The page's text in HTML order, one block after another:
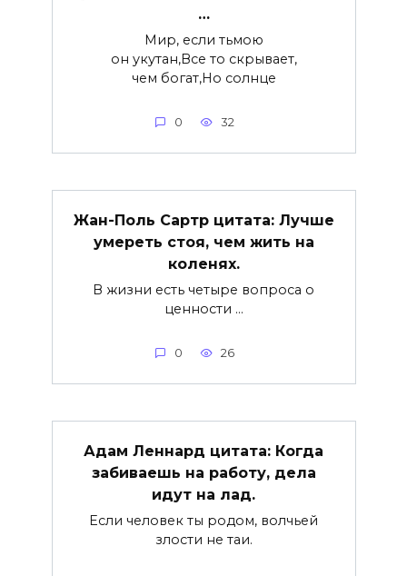
…
Мир, если тьмою
он укутан,Все то скрывает,
чем богат,Но солнце
0 32
Жан-Поль Сартр цитата: Лучше
умереть стоя, чем жить на
коленях.
В жизни есть четыре вопроса о
ценности …
0 26
Адам Леннард цитата: Когда
забиваешь на работу, дела
идут на лад.
Если человек ты родом, волчьей
злости не таи.